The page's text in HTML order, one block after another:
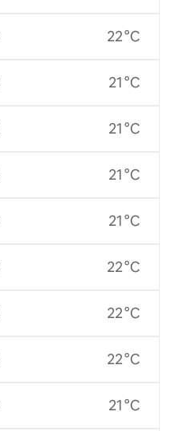
22 °C
21 °C
21 °C
21 °C
21 °C
22 °C
22 °C
22 °C
21 °C